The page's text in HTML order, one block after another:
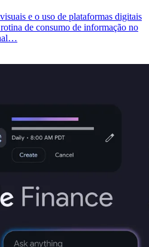
e o uso de plataformas digitais
de consumo de informação no